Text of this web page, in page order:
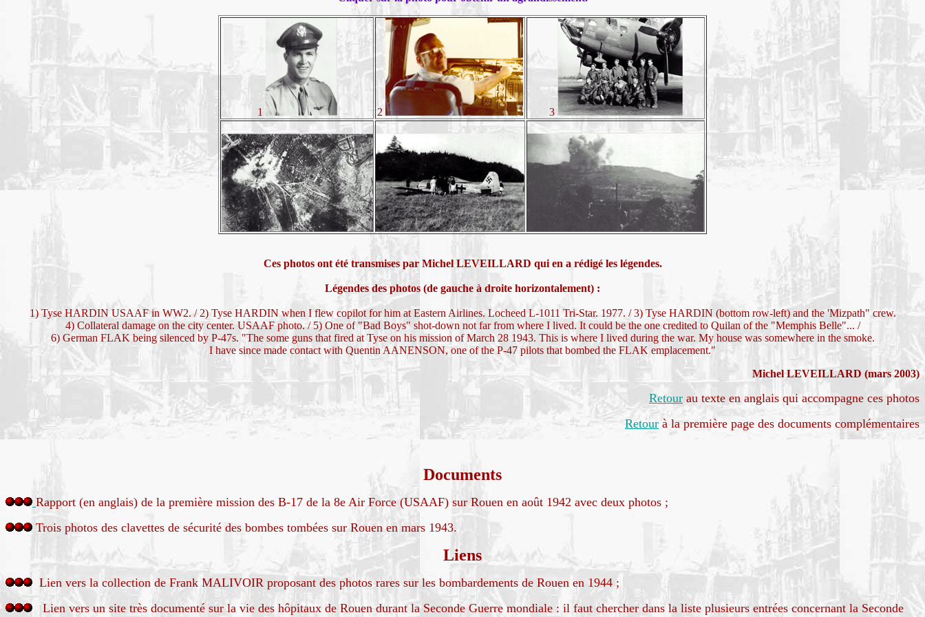
1 2 3
Ces photos ont été transmises par Michel LEVEILLARD qui en a rédigé les légendes.
Légendes des photos (de gauche à droite horizontalement) :
1) Tyse HARDIN USAAF in WW2. / 2) Tyse HARDIN when I flew copilot for him at Eastern Airlines. Locheed L-1011 Tri-Star. 1977. / 3) Tyse HARDIN (bottom row-left) and the 'Mizpath" crew.
4) Collateral damage on the city center. USAAF photo. / 5) One of "Bad Boys" shot-down not far from where I lived. It could be the one credited to Quilan of the "Memphis Belle"... /
6) German FLAK being silenced by P-47s. "The some guns that fired at Tyse on his mission of March 28 1943. This is where I lived during the war. My house was somewhere in the smoke.
I have since made contact with Quentin AANENSON, one of the P-47 pilots that bombed the FLAK emplacement."
Michel LEVEILLARD (mars 2003)
Retour au texte en anglais qui accompagne ces photos
Retour à la première page des documents complémentaires
Documents
Rapport (en anglais) de la première mission des B-17 de la 8e Air Force (USAAF) sur Rouen en août 1942 avec deux photos ;
Trois photos des clavettes de sécurité des bombes tombées sur Rouen en mars 1943.
Liens
Lien vers la collection de Frank MALIVOIR proposant des photos rares sur les bombardements de Rouen en 1944 ;
Lien vers un site très documenté sur la vie des hôpitaux de Rouen durant la Seconde Guerre mondiale : il faut chercher dans la liste plusieurs entrées concernant la Seconde